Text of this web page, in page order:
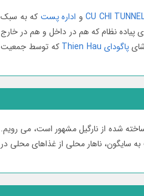
CU CHIو اداره پست که به سبک
پیاده نظام که ھم در داخل و ھم در خارج
پاگودای Thien Hau
که توسط جمعیت
شده از نارگیل مشهور است، می رویم.
سایگون، ناهار محلی از غذاهای محلی در